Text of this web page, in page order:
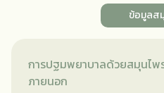
ข้อมูลส
การปฐมพยาบาลด้วยสมุนไพ
ภายนอก